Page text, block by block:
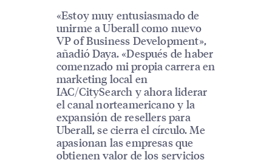
«Estoy muy entusiasmado de
unirme a Uberall como nuevo
VP of Business Development»,
añadió Daya. «Después de haber
comenzado mi propia carrera en
marketing local en
IAC/CitySearch y ahora liderar
el canal norteamericano y la
expansión de resellers para
Uberall, se cierra el círculo. Me
apasionan las empresas que
obtienen valor de los servicios